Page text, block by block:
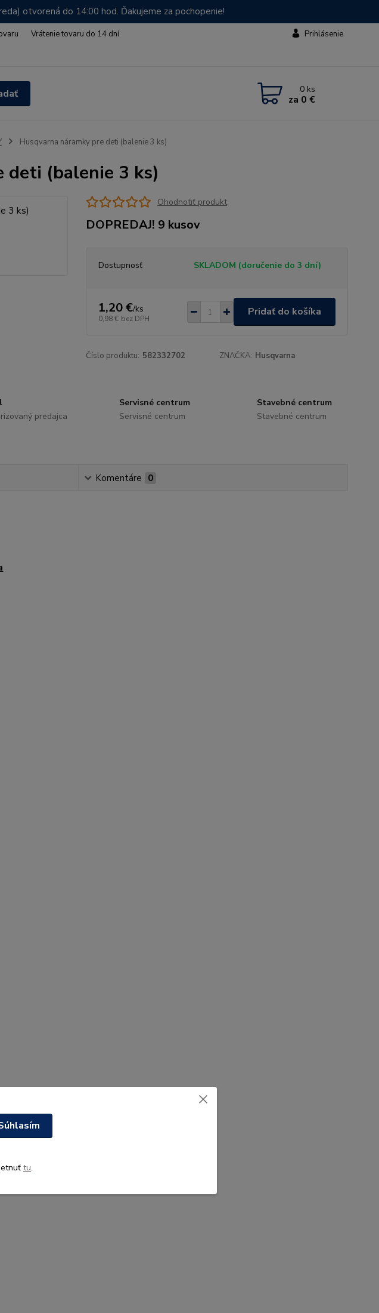
otvorená do 14:00 hod. Ďakujeme za pochopenie!
Vrátenie tovaru do 14 dní
Prihlásenie
0 ks
za 0 €
Husqvarna náramky pre deti (balenie 3 ks)
deti (balenie 3 ks)
Ohodnotiť produkt
DOPREDAJ! 9 kusov
Dostupnosť SKLADOM (doručenie do 3 dní)
1,20 €/ks
0,98 € bez DPH
Pridať do košíka
Číslo produktu: 582332702 ZNAČKA: Husqvarna
predajca
Servisné centrum
Servisné centrum
Stavebné centrum
Stavebné centrum
Komentáre 0
tu.